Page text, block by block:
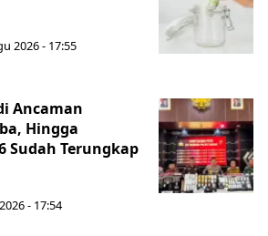
2026 - 17:55
Ancaman
Hingga
Sudah Terungkap
- 17:54